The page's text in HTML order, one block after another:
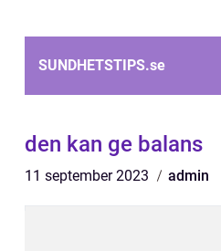
SUNDHETSTIPS.se
den kan ge balans
11 september 2023 admin